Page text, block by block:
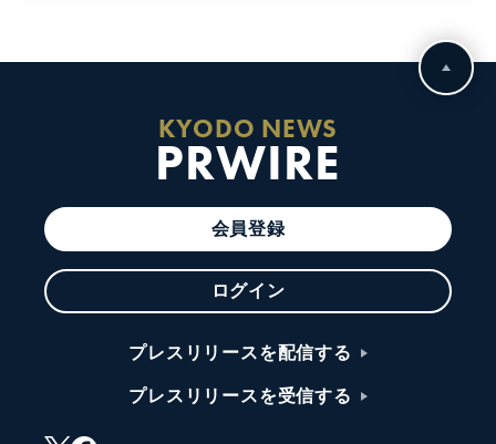
KYODO NEWS
PRWIRE
会員登録
ログイン
プレスリリースを配信する
プレスリリースを受信する